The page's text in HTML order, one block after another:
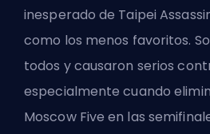
inesperado de Taipei
como los menos favoritos.
todos y causaron serios
especialmente cuando
Moscow Five en las